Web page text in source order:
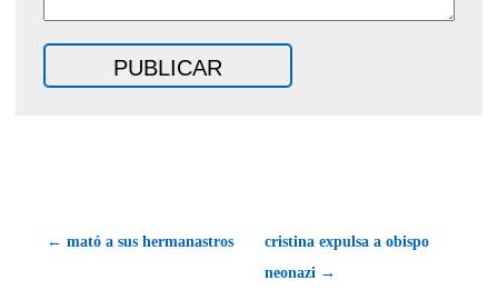
← mató a sus hermanastros
cristina expulsa a obispo
neonazi →